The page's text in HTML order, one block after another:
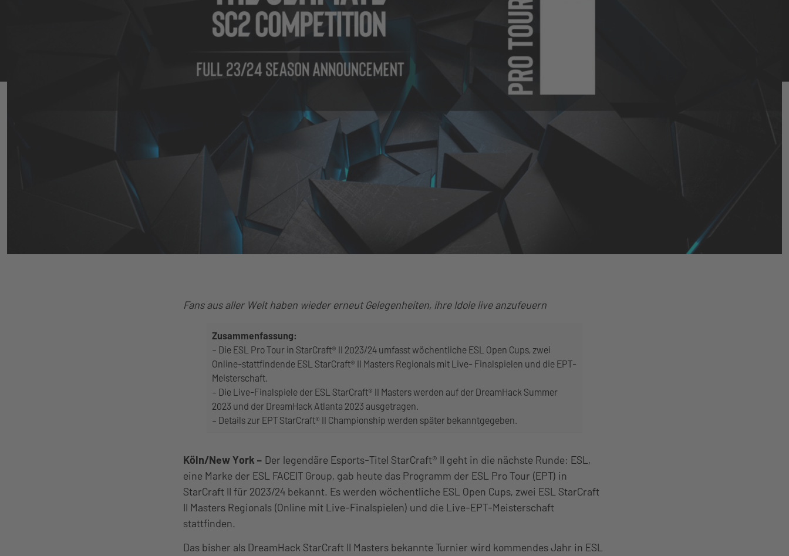
Fans aus aller Welt haben wieder erneut Gelegenheiten, ihre Idole live anzufeuern
Zusammenfassung:
– Die ESL Pro Tour in StarCraft® II 2023/24 umfasst wöchentliche ESL Open Cups, zwei
Online-stattfindende ESL StarCraft® II Masters Regionals mit Live- Finalspielen und die EPT-
Meisterschaft.
– Die Live-Finalspiele der ESL StarCraft® II Masters werden auf der DreamHack Summer
2023 und der DreamHack Atlanta 2023 ausgetragen.
– Details zur EPT StarCraft® II Championship werden später bekanntgegeben.
Köln/New York – Der legendäre Esports-Titel StarCraft® II geht in die nächste Runde: ESL,
eine Marke der ESL FACEIT Group, gab heute das Programm der ESL Pro Tour (EPT) in
StarCraft II für 2023/24 bekannt. Es werden wöchentliche ESL Open Cups, zwei ESL StarCraft
II Masters Regionals (Online mit Live-Finalspielen) und die Live-EPT-Meisterschaft
stattfinden.
Das bisher als DreamHack StarCraft II Masters bekannte Turnier wird kommendes Jahr in ESL